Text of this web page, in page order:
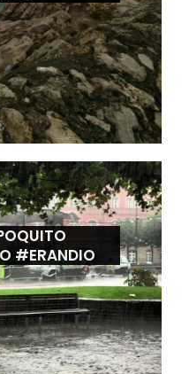
#ERANDIO